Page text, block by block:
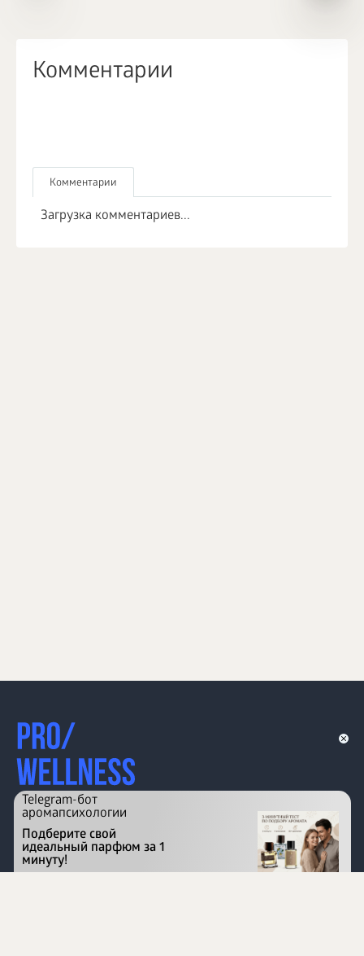
Комментарии
Комментарии
Загрузка комментариев...
Перейти на сайт
Telegram-бот
аромапсихологии
Подберите свой
идеальный парфюм за 1
минуту!